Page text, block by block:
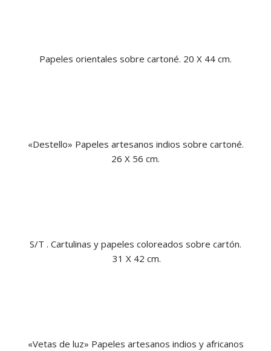
Papeles orientales sobre cartoné. 20 X 44 cm.
«Destello» Papeles artesanos indios sobre cartoné.
26 X 56 cm.
S/T . Cartulinas y papeles coloreados sobre cartón.
31 X 42 cm.
«Vetas de luz» Papeles artesanos indios y africanos